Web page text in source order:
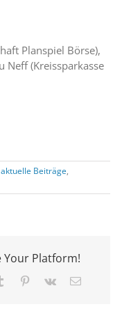
Planspiel Börse),
Neff (Kreissparkasse
aktuelle Beiträge,
Your Platform!
Tumblr Pinterest
Vk
E-